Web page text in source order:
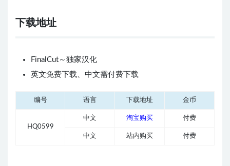
下载地址
FinalCut～独家汉化
英文免费下载、中文需付费下载
编号 语言 下载地址 金币
HQ0599
中文 淘宝购买 付费
中文 站内购买 付费